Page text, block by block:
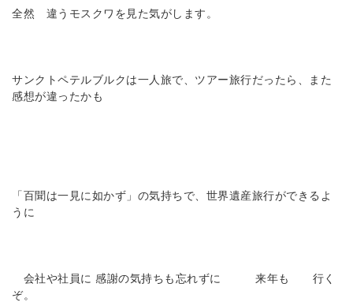
全然 違うモスクワを見た気がします。
サンクトペテルブルクは一人旅で、ツアー旅行だったら、また
感想が違ったかも
「百聞は一見に如かず」の気持ちで、世界遺産旅行ができるよ
うに
会社や社員に 感謝の気持ちも忘れずに 来年も 行く
ぞ。